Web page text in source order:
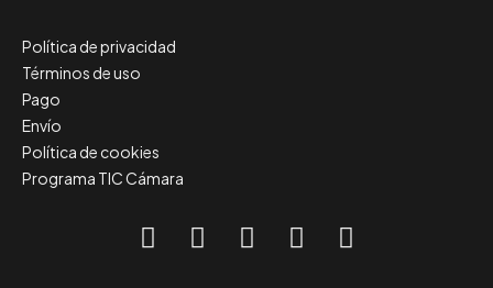
Política de privacidad
Términos de uso
Pago
Envío
Política de cookies
Programa TIC Cámara